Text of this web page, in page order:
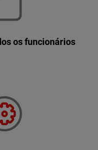
os funcionários